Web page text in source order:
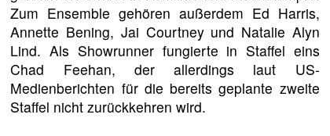
Zum Ensemble gehören außerdem Ed Harris,
Annette Bening, Jai Courtney und Natalie Alyn
Lind. Als Showrunner fungierte in Staffel eins
Chad Feehan, der allerdings laut US-
Medienberichten für die bereits geplante zweite
Staffel nicht zurückkehren wird.